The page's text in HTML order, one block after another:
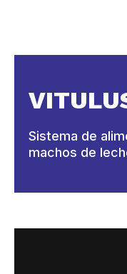
Sistema de
machos de